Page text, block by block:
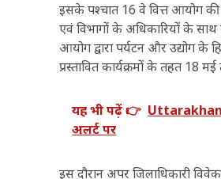
इसके पश्चात 16 वे वित्त आयोग
एवं विभागों के अधिकारियों के
आयोग द्वारा पर्यटन और उद्योग के
प्रस्तावित कार्यक्रमों के तहत 18
यह भी पढ़ें 👉
अलर्ट पर
इस दौरान अपर जिलाधिकारी